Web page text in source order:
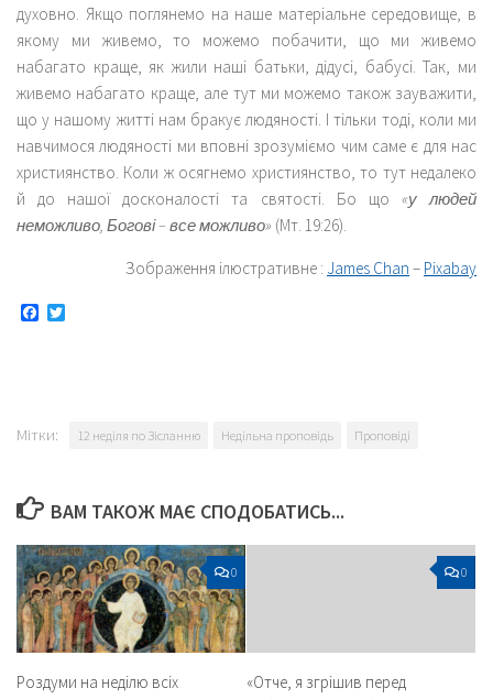
духовно. Якщо поглянемо на наше матеріальне середовище, в
якому ми живемо, то можемо побачити, що ми живемо
набагато краще, як жили наші батьки, дідусі, бабусі. Так, ми
живемо набагато краще, але тут ми можемо також зауважити,
що у нашому житті нам бракує людяності. І тільки тоді, коли ми
навчимося людяності ми вповні зрозуміємо чим саме є для нас
християнство. Коли ж осягнемо християнство, то тут недалеко
й до нашої досконалості та святості. Бо що «у людей
неможливо, Богові – все можливо» (Мт. 19:26).
Зображення ілюстративне : James Chan – Pixabay
Facebook
Мітки: 12 неділя по Зісланню Недільна проповідь Проповіді
ВАМ ТАКОЖ МАЄ СПОДОБАТИСЬ...
0
Роздуми на неділю всіх
0
«Отче, я згрішив перед